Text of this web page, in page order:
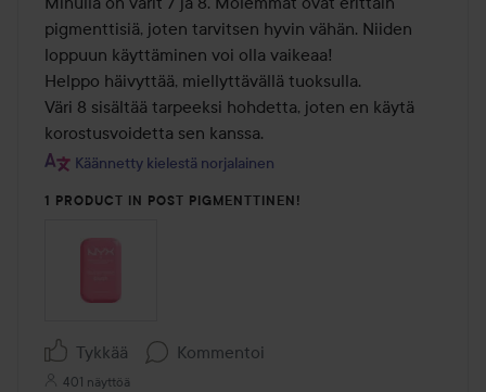
5
pigmenttisiä, joten tarvitsen hyvin vähän. Niiden
loppuun käyttäminen voi olla vaikeaa!
Helppo häivyttää, miellyttävällä tuoksulla.
Väri 8 sisältää tarpeeksi hohdetta, joten en käytä
korostusvoidetta sen kanssa.
Käännetty kielestä norjalainen
1 PRODUCT IN POST PIGMENTTINEN!
Tykkää Kommentoi
401 näyttöä